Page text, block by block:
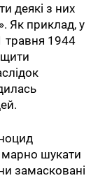
деякі з них
Як приклад, у
травня 1944
марно шукати
замасковані